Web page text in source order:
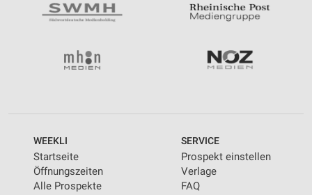
WEEKLI
Startseite
Öffnungszeiten
Alle Prospekte
SERVICE
Prospekt einstellen
Verlage
FAQ